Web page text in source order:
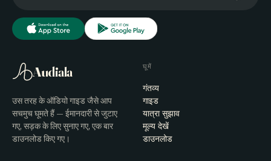
Audiala
उस तरह के ऑडियो गाइड जैसे आप
सचमुच घूमते हैं — ईमानदारी से जुटाए
गए, सड़क के लिए सुनाए गए, एक बार
डाउनलोड किए गए।
घूमें
गंतव्य
गाइड
यात्रा सुझाव
मूल्य देखें
डाउनलोड